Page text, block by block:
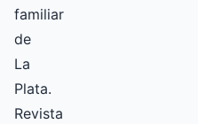
familiar
de
La
Plata.
Revista